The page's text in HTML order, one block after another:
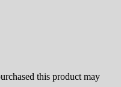
this product may